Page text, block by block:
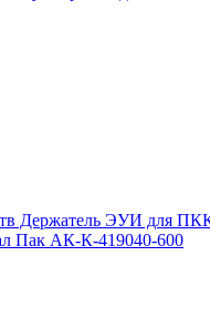
Пак АК-К-419040-600